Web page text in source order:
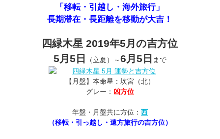
「移転・引越し・海外旅行」
長期滞在・長距離を移動が大吉！
四緑木星 2019年5月の吉方位
5月5日
（立夏）～6月5日 まで
【月盤】本命星：坎宮（北）
グレー： 凶方位
年盤・月盤共に方位： 西
（移転・引っ越し・遠方旅行の吉方位）